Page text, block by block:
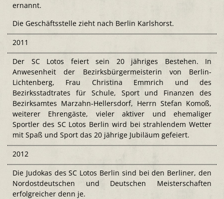
ernannt.
Die Geschäftsstelle zieht nach Berlin Karlshorst.
2011
Der SC Lotos feiert sein 20 jähriges Bestehen. In
Anwesenheit der Bezirksbürgermeisterin von Berlin-
Lichtenberg, Frau Christina Emmrich und des
Bezirksstadtrates für Schule, Sport und Finanzen des
Bezirksamtes Marzahn-Hellersdorf, Herrn Stefan Komoß,
weiterer Ehrengäste, vieler aktiver und ehemaliger
Sportler des SC Lotos Berlin wird bei strahlendem Wetter
mit Spaß und Sport das 20 jährige Jubiläum gefeiert.
2012
Die Judokas des SC Lotos Berlin sind bei den Berliner, den
Nordostdeutschen und Deutschen Meisterschaften
erfolgreicher denn je.